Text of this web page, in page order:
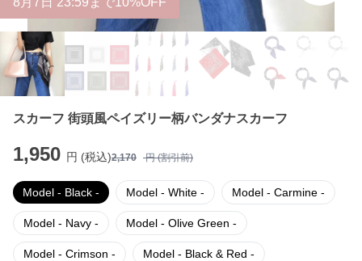
スカーフ 街頭風ペイズリー柄バンダナスカーフ
1,950 円 (税込)2,170 円 (割引前)
Model - Black - Model - White - Model - Carmine -
Model - Navy - Model - Olive Green -
Model - Crimson - Model - Black & Red -